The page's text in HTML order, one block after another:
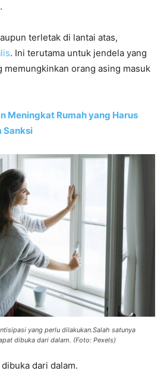
terletak di lantai atas,
. Ini terutama untuk jendela yang
memungkinkan orang asing masuk
Meningkat Rumah yang Harus
Sanksi
yang perlu dilakukan.Salah satunya
dibuka dari dalam. (Foto: Pexels)
dari dalam.